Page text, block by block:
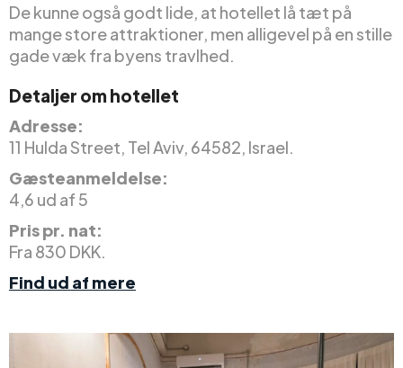
De kunne også godt lide, at hotellet lå tæt på
mange store attraktioner, men alligevel på en stille
gade væk fra byens travlhed.
Detaljer om hotellet
Adresse:
11 Hulda Street, Tel Aviv, 64582, Israel.
Gæsteanmeldelse:
4,6 ud af 5
Pris pr. nat:
Fra 830 DKK.
Find ud af mere